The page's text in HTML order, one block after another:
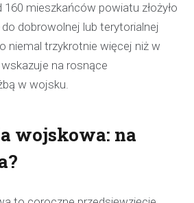
mieszkańców powiatu złożyło
dobrowolnej lub terytorialnej
niemal trzykrotnie więcej niż w
na rosnące
w wojsku.
wojskowa: na